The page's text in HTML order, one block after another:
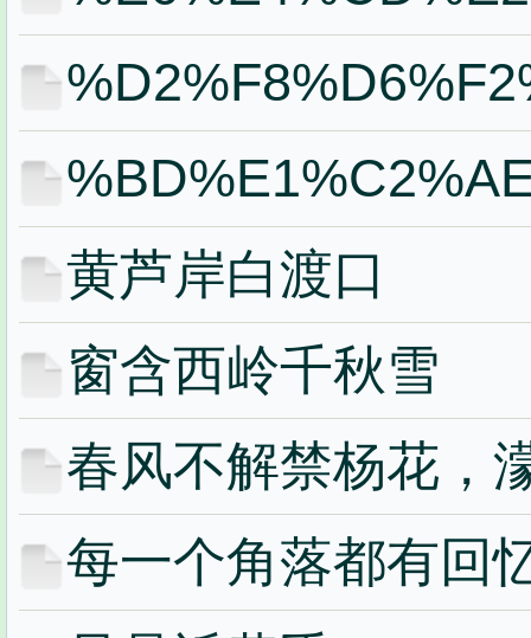
黄芦岸白渡口
窗含西岭千秋雪
春风不解禁杨花，
每一个角落都有回